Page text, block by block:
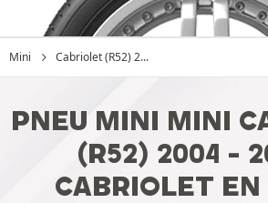
Mini Cabriolet (R52) 2...
PNEU MINI MINI
(R52) 2004 -
CABRIOLET